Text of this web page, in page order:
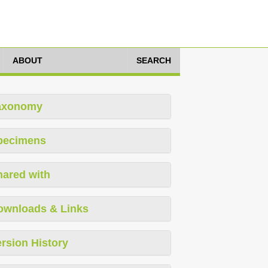
ABOUT SEARCH
with
& Links
History